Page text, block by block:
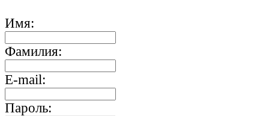
Имя:
Фамилия:
E-mail:
Пароль: